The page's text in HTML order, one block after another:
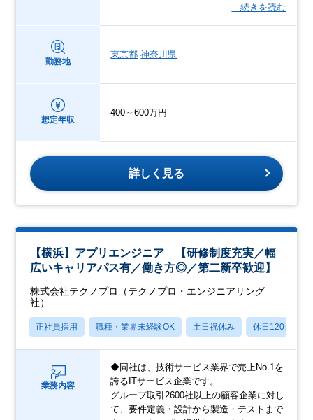
…続きを読む
勤務地
東京都 神奈川県
想定年収
400～600万円
詳しく見る
【横浜】アプリエンジニア 【研修制度充実／幅
広いキャリアパス有／働き方◎／第二新卒歓迎】
株式会社テクノプロ（テクノプロ・エンジニアリング
社）
正社員採用 職種・業界未経験OK 土日祝休み 休日120日以上
業務内容
◆同社は、技術サービス業界で売上No.1を
誇るITサービス企業です。
グループ取引2600社以上の顧客企業に対し
て、要件定義・設計から製造・テストまで